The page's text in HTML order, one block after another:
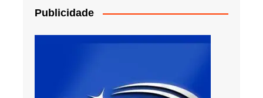
Publicidade